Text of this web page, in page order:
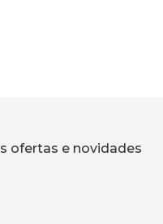
ofertas e novidades